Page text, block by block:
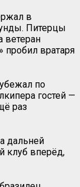
в
Питерцы
ветеран
пробил вратаря
убежал по
гостей —
раз
дальней
клуб вперёд,